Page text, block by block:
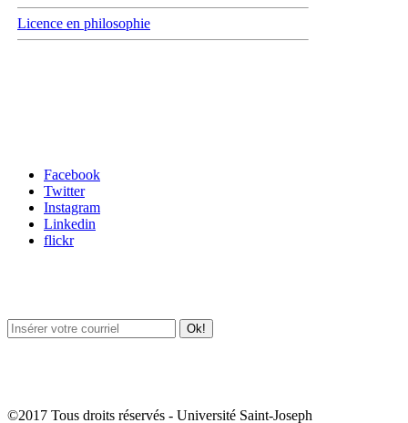
Licence en philosophie
Facebook
Twitter
Instagram
Linkedin
flickr
©2017 Tous droits réservés - Université Saint-Joseph